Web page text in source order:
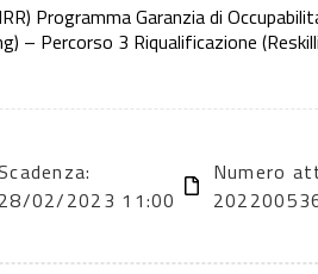
Programma Garanzia di
– Percorso 3 Riqualificazione
28/02/2023 11:00
Numero